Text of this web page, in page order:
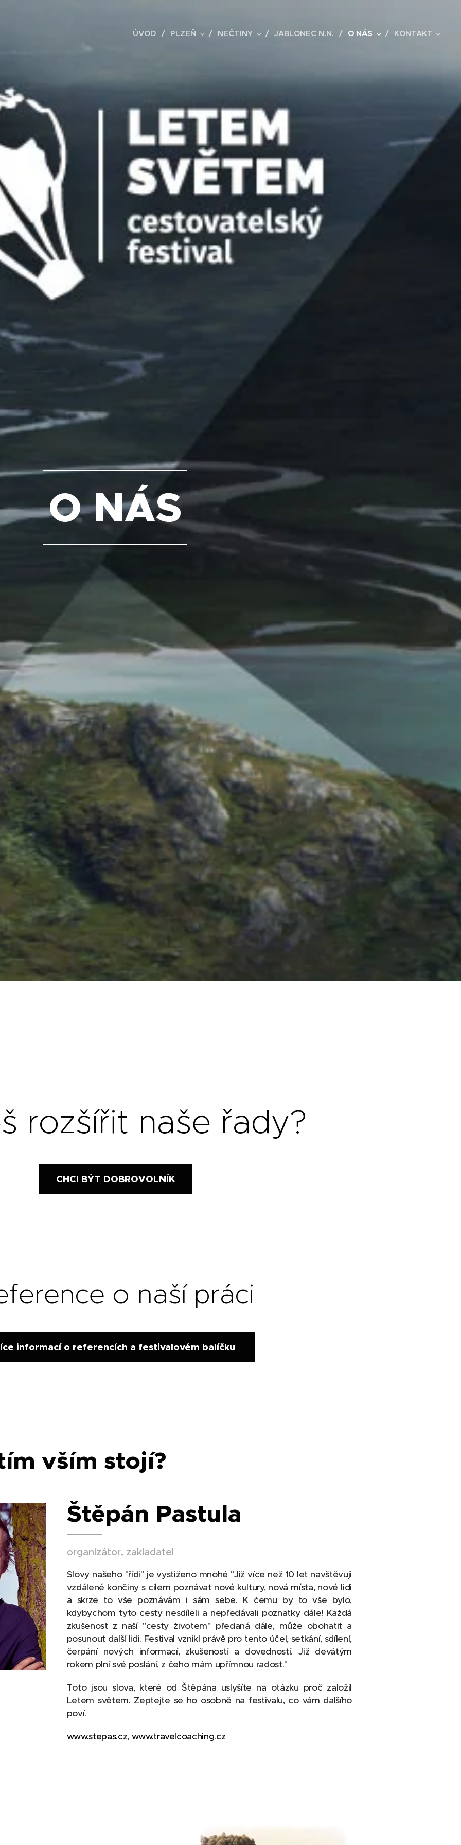
ÚVOD PLZEŇ NEČTINY JABLONEC N.N. O NÁS KONTAKT
O NÁS
rozšířit naše řady?
CHCI BÝT DOBROVOLNÍK
o naší práci
informací o referencích a festivalovém balíčku
vším stojí?
Štěpán Pastula
organizátor, zakladatel
Slovy našeho "řídi" je vystiženo mnohé "Již více než 10 let navštěvuji
vzdálené končiny s cílem poznávat nové kultury, nová místa, nové lidi
a skrze to vše poznávám i sám sebe. K čemu by to vše bylo,
kdybychom tyto cesty nesdíleli a nepředávali poznatky dále! Každá
zkušenost z naší "cesty životem" předaná dále, může obohatit a
posunout další lidi. Festival vznikl právě pro tento účel, setkání, sdílení,
čerpání nových informací, zkušeností a dovedností. Již devátým
rokem plní své poslání, z čeho mám upřímnou radost."
Toto jsou slova, které od Štěpána uslyšíte na otázku proč založil
Letem světem. Zeptejte se ho osobně na festivalu, co vám dalšího
poví.
www.stepas.cz, www.travelcoaching.cz